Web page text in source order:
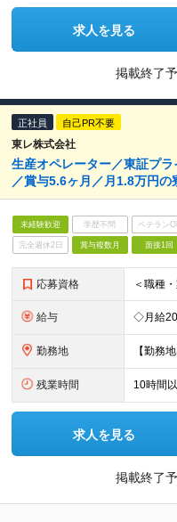
求人を見る
掲載終了
正社員 自己PR不要
東レ株式会社
生産オペレーター／東証プ
／賞与5.6ヶ月／月1.8万円
未経験歓迎 学歴不問 ベテラン
完全週休2日 賞与複数月 面接1回
応募資格
給与
勤務地
残業時間 10時間
求人を見る
掲載終了